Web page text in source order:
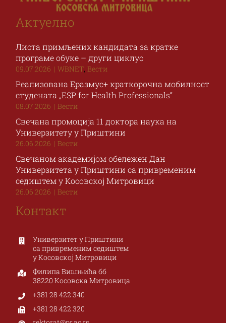
Актуелно
Листа примљених кандидата за кратке
програме обуке – други циклус
09.07.2026 | WBNET,Вести
Реализована Еразмус+ краткорочна мобилност
студената „ESP for Health Professionals“
08.07.2026 | Вести
Свечана промоција 11 доктора наука на
Универзитету у Приштини
26.06.2026 | Вести
Свечаном академијом обележен Дан
Универзитета у Приштини са привременим
седиштем у Косовској Митровици
26.06.2026 | Вести
Контакт
Универзитет у Приштини
са привременим седиштем
у Косовској Митровици
Филипа Вишњића бб
38220 Косовска Митровица
+381 28 422 340
+381 28 422 320